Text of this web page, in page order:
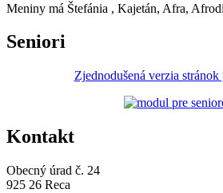
Meniny má Štefánia , Kajetán, Afra,
Seniori
Zjednodušená verzia stránok
Kontakt
Obecný úrad č. 24
925 26 Reca